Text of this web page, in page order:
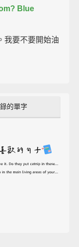
Blue
我要不要開始油
的單字